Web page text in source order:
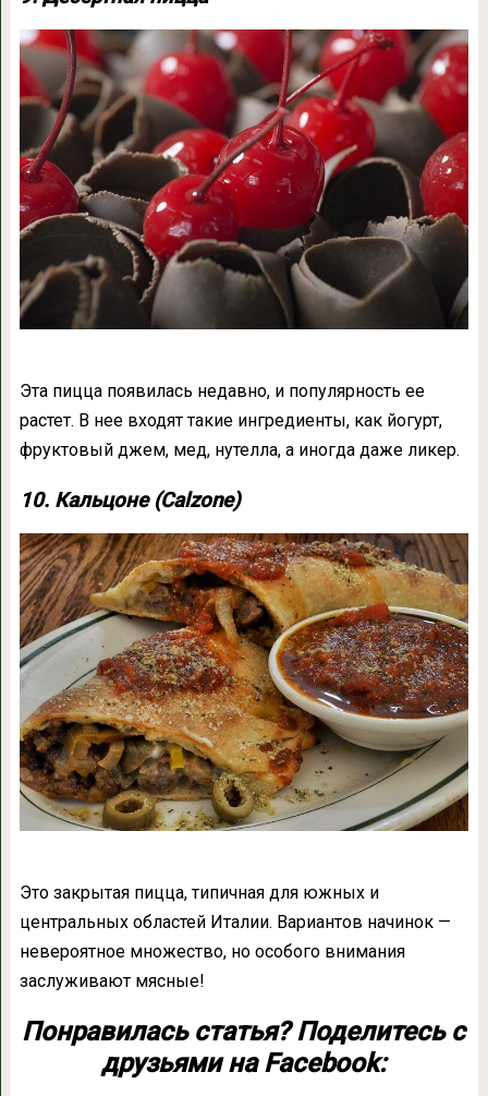
Эта пицца появилась недавно, и популярность ее
растет. В нее входят такие ингредиенты, как йогурт,
фруктовый джем, мед, нутелла, а иногда даже ликер.
10. Кальцоне (Calzone)
Это закрытая пицца, типичная для южных и
центральных областей Италии. Вариантов начинок —
невероятное множество, но особого внимания
заслуживают мясные!
Понравилась статья? Поделитесь с
друзьями на Facebook: